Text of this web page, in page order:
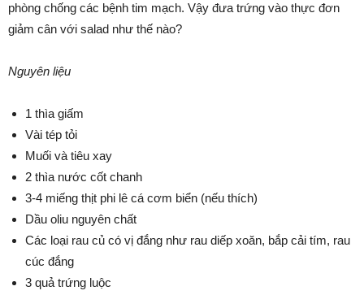
phòng chống các bệnh tim mạch. Vậy đưa trứng vào thực đơn
giảm cân với salad như thế nào?
Nguyên liệu
1 thìa giấm
Vài tép tỏi
Muối và tiêu xay
2 thìa nước cốt chanh
3-4 miếng thịt phi lê cá cơm biển (nếu thích)
Dầu oliu nguyên chất
Các loại rau củ có vị đắng như rau diếp xoăn, bắp cải tím, rau
cúc đắng
3 quả trứng luộc